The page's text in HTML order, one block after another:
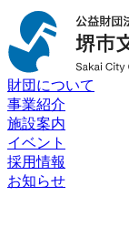
財団について
事業紹介
施設案内
イベント
採用情報
お知らせ